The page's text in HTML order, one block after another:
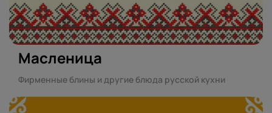
Масленица
Фирменные блины и другие блюда русской кухни